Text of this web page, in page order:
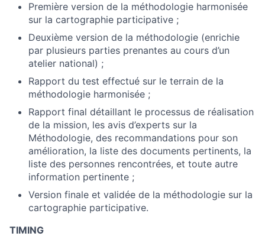
Première version de la méthodologie harmonisée
sur la cartographie participative ;
Deuxième version de la méthodologie (enrichie
par plusieurs parties prenantes au cours d’un
atelier national) ;
Rapport du test effectué sur le terrain de la
méthodologie harmonisée ;
Rapport final détaillant le processus de réalisation
de la mission, les avis d’experts sur la
Méthodologie, des recommandations pour son
amélioration, la liste des documents pertinents, la
liste des personnes rencontrées, et toute autre
information pertinente ;
Version finale et validée de la méthodologie sur la
cartographie participative.
TIMING